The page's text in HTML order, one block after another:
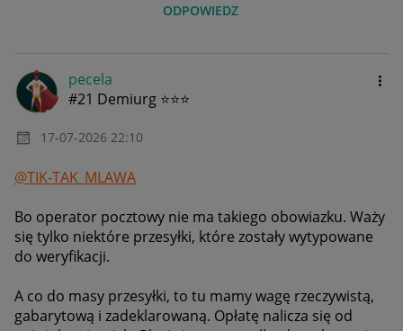
ODPOWIEDZ
pecela
#21 Demiurg ⭐⭐⭐
‎17-07-2026 22:10
@TIK-TAK_MLAWA
Bo operator pocztowy nie ma takiego obowiazku. Waży
się tylko niektóre przesyłki, które zostały wytypowane
do weryfikacji.
A co do masy przesyłki, to tu mamy wagę rzeczywistą,
gabarytową i zadeklarowaną. Opłatę nalicza się od